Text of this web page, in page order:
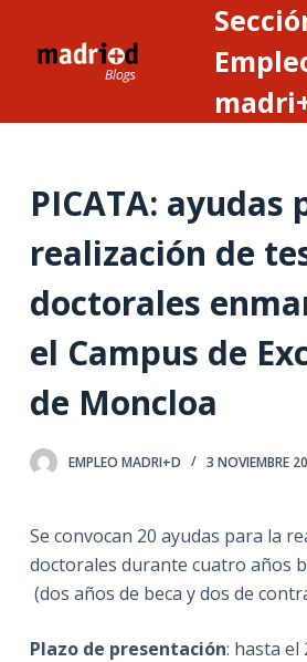
n
n
d
PICATA: ayudas
realización de
doctorales
el Campus de
de Moncloa
EMPLEO MADRI+D 3 NOVIEMBRE
Se convocan 20 ayudas para la
doctorales durante cuatro años
(dos años de beca y dos de
Plazo de presentación: hasta el